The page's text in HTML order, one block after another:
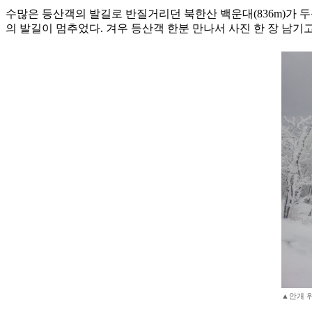
수많은 등산객의 발길로 반질거리던 북한산 백운대(836m)가
의 발길이 멈추었다. 겨우 등산객 한분 만나서 사진 한 장 남
▲안개